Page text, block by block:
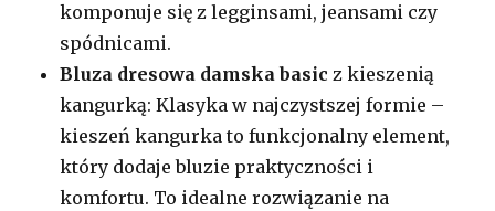
komponuje się z legginsami, jeansami czy
spódnicami.
Bluza dresowa damska basic z kieszenią
kangurką: Klasyka w najczystszej formie –
kieszeń kangurka to funkcjonalny element,
który dodaje bluzie praktyczności i
komfortu. To idealne rozwiązanie na